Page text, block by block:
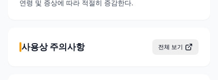
연령 및 증상에 따라 적절히 증감한다.
사용상 주의사항 전체 보기